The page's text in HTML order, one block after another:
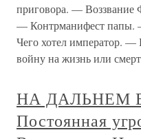
приговора. — Воззвание
— Контрманифест папы.
Чего хотел император.
войну на жизнь или
НА ДАЛЬНЕМ
Постоянная